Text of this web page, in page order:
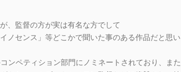
、監督の方が実は有名な方でして
ノセンス」等どこかで聞いた事のある作品だと思い
ンペティション部門にノミネートされており、また